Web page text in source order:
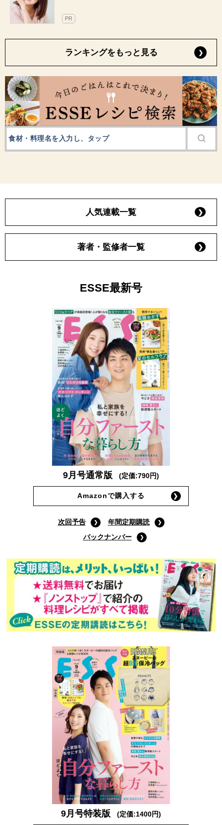
PR
ランキングをもっと見る
人気連載一覧
著者・監修者一覧
ESSE最新号
9月号通常版 (定価:790円)
Amazonで購入する
次回予告
年間定期購読
バックナンバー
9月号特装版 (定価:1400円)